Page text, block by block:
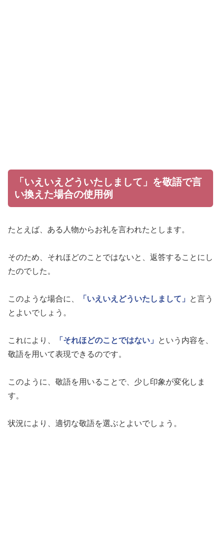
「いえいえどういたしまして」を敬語で言
い換えた場合の使用例
たとえば、ある人物からお礼を言われたとします。
そのため、それほどのことではないと、返答することにし
たのでした。
このような場合に、 「いえいえどういたしまして」
と言う
とよいでしょう。
これにより、 「それほどのことではない」
という内容を、
敬語を用いて表現できるのです。
このように、敬語を用いることで、少し印象が変化しま
す。
状況により、適切な敬語を選ぶとよいでしょう。